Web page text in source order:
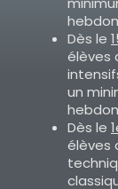
Dès le
élèves
un
Dès le
élèves